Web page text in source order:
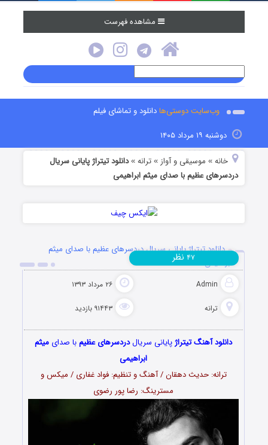
مشاهده فهرست
وب‌سایت دوستی‌هادانلود و تماشای فیلم
دوشنبه ۱۹ مرداد ۱۴۰۵
خانه » موسیقی و آواز »ترانه »دانلود تیتراژ پایانی سریال
دردسرهای عظیم با صدای میثم ابراهیمی
دانلود تیتراژ پایانی سریال دردسرهای عظیم با صدای میثم
ابراهیمی
Admin ۲۶ مرداد ۱۳۹۳
ترانه ۹۱۴۴۳ بازدید
۴۷ نظر
دانلود آهنگ تیتراژپایانی سریالدردسرهای عظیمبا صدای میثم
ابراهیمی
ترانه: حدیث دهقان / آهنگ و تنظیم: فواد غفاری / میکس و
مسترینگ: رضا پور رضوی